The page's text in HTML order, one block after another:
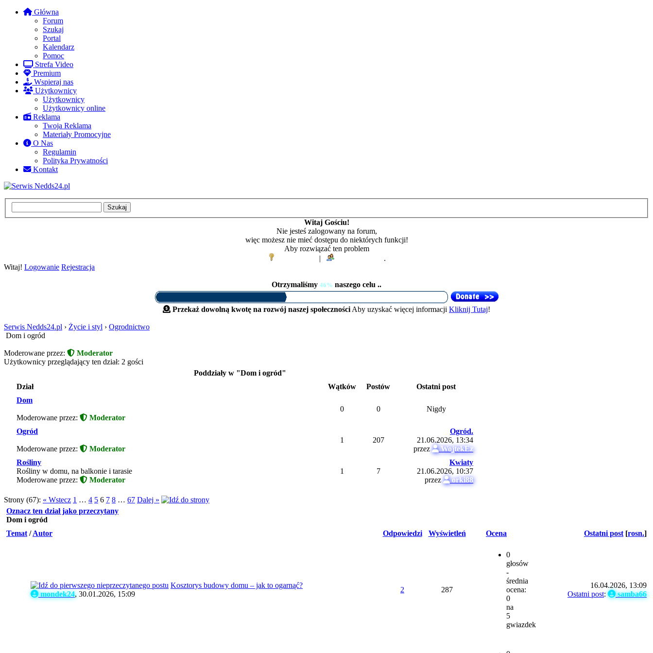
Główna
Forum
Szukaj
Portal
Kalendarz
Pomoc
Strefa Video
Premium
Wspieraj nas
Użytkownicy
Użytkownicy
Użytkownicy online
Reklama
Twoja Reklama
Materiały Promocyjne
O Nas
Regulamin
Polityka Prywatności
Kontakt
Witaj Gościu!
Nie jesteś zalogowany na forum,
więc możesz nie mieć dostępu do niektórych funkcji!
Aby rozwiązać ten problem
|
.
Witaj! Logowanie Rejestracja
Otrzymaliśmy 46% naszego celu ..
Przekaż dowolną kwotę na rozwój naszej społeczności Aby uzyskać więcej informacji Kliknij Tutaj!
Serwis Nedds24.pl › Życie i styl › Ogrodnictwo
Dom i ogród
Moderowane przez:
Moderator
Użytkownicy przeglądający ten dział: 2 gości
Poddziały w "Dom i ogród"
Dział
Wątków Postów
Ostatni post
Dom
Moderowane przez: Moderator
0 0 Nigdy
Ogród
Moderowane przez: Moderator
1 207
Ogród.
21.06.2026, 13:34
przez
WojtekEz
Rośliny
Rośliny w domu, na balkonie i tarasie
Moderowane przez:
Moderator
1 7
Kwiaty
21.06.2026, 10:37
przez
orki88
Strony (67): « Wstecz 1 … 4 5 6 7 8 … 67 Dalej »
Oznacz ten dział jako przeczytany
Dom i ogród
Temat /Autor Odpowiedzi Wyświetleń Ocena Ostatni post [rosn.]
Kosztorys budowy domu – jak to ogarnąć?
mondek24, 30.01.2026, 15:09
2 287
0
głosów
-
średnia
ocena:
0
na
5
gwiazdek
16.04.2026, 13:09
Ostatni post: samba66